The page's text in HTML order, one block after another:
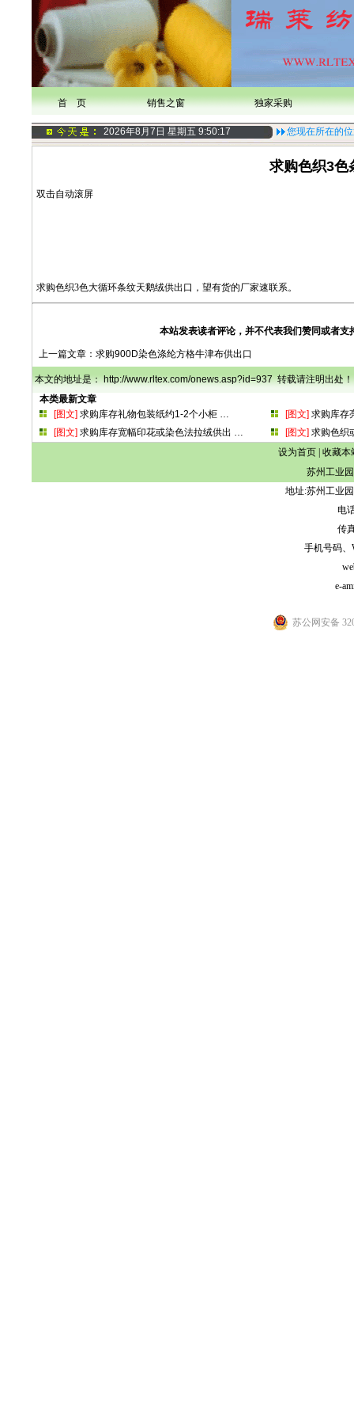
首 页 销售之窗 独家采购
2026年8月7日 星期五 9:50:18 您现在所在的
求购色织3色
双击自动滚屏
求购色织3色大循环条纹天鹅绒供出口，望有货的厂家速联系。
本站发表读者评论，并不代表我们赞同或者
上一篇文章： 求购900D染色涤纶方格牛津布供出口
本文的地址是： http://www.rltex.com/onews.asp?id=937 转载请注明出处！
本类最新文章
[图文] 求购库存礼物包装纸约1-2个小柜 … [图文] 求购库存
[图文] 求购库存宽幅印花或染色法拉绒供出 … [图文] 求购色织
设为首页| 收藏本
苏州工业
地址:苏州工业
电
传
手机号码、
e-
苏公网安备